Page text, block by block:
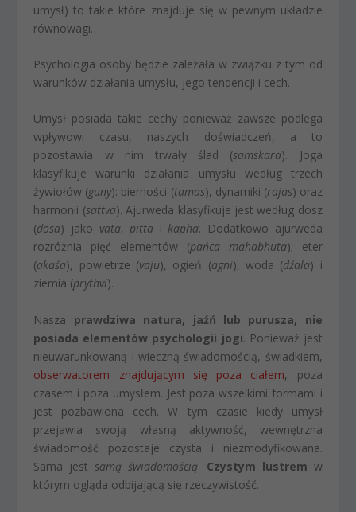
umysł) to takie które znajduje się w pewnym układzie
równowagi.
Psychologia osoby będzie zależała w związku z tym od
warunków działania umysłu, jego tendencji i cech.
Umysł posiada takie cechy ponieważ zawsze podlega
wpływowi czasu, naszych doświadczeń, a to
pozostawia w nim trwały ślad (samskara). Joga
klasyfikuje warunki działania umysłu według trzech
żywiołów (guny): bierności (tamas), dynamiki (rajas) oraz
harmonii (sattva). Ajurweda klasyfikuje jest według dosz
(dosa) jako vata, pitta ikapha. Dodatkowo ajurweda
rozróżnia pięć elementów (pańca mahabhuta); eter
(akaśa), powietrze (vaju), ogień (agni), woda (dźala) i
ziemia (prythvi).
Nasza prawdziwa natura, jaźń lub purusza, nie
posiada elementów psychologii jogi. Ponieważ jest
nieuwarunkowaną i wieczną świadomością, świadkiem,
obserwatorem znajdującym się poza ciałem, poza
czasem i poza umysłem. Jest poza wszelkimi formami i
jest pozbawiona cech. W tym czasie kiedy umysł
przejawia swoją własną aktywność, wewnętrzna
świadomość pozostaje czysta i niezmodyfikowana.
Sama jest samą świadomością. Czystym lustrem w
którym ogląda odbijającą się rzeczywistość.